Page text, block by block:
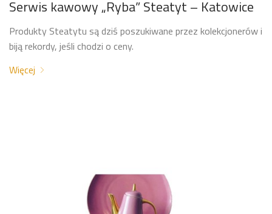
Serwis kawowy „Ryba” Steatyt – Katowice
Produkty Steatytu są dziś poszukiwane przez kolekcjonerów i
biją rekordy, jeśli chodzi o ceny.
Więcej